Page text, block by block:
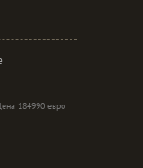
184990 евро